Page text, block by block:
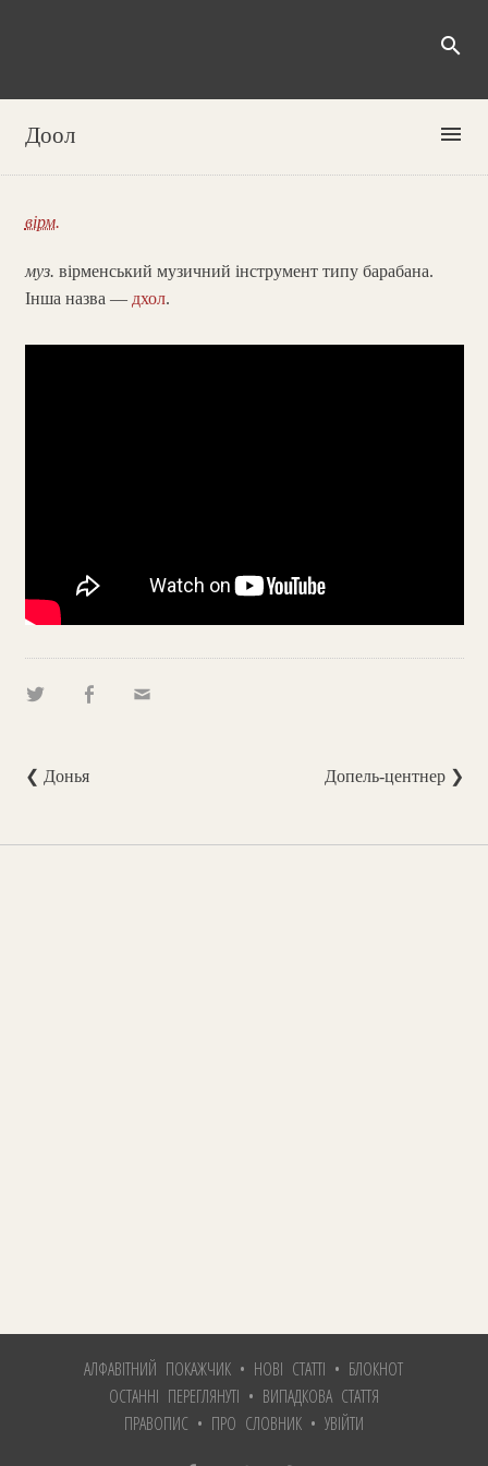
search
Доол menu
вірм.
муз. вірменський музичний інструмент типу барабана.
Інша назва — дхол.
❮ Донья Допель-центнер ❯
АЛФАВІТНИЙ ПОКАЖЧИК • НОВІ СТАТТІ • БЛОКНОТ
ОСТАННІ ПЕРЕГЛЯНУТІ • ВИПАДКОВА СТАТТЯ
ПРАВОПИС• ПРО СЛОВНИК• УВІЙТИ